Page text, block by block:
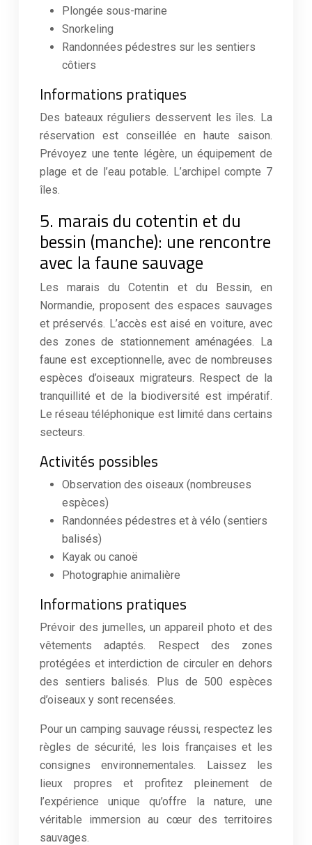
Plongée sous-marine
Snorkeling
Randonnées pédestres sur les sentiers
côtiers
Informations pratiques
Des bateaux réguliers desservent les îles. La
réservation est conseillée en haute saison.
Prévoyez une tente légère, un équipement de
plage et de l’eau potable. L’archipel compte 7
îles.
5. marais du cotentin et du
bessin (manche): une rencontre
avec la faune sauvage
Les marais du Cotentin et du Bessin, en
Normandie, proposent des espaces sauvages
et préservés. L’accès est aisé en voiture, avec
des zones de stationnement aménagées. La
faune est exceptionnelle, avec de nombreuses
espèces d’oiseaux migrateurs. Respect de la
tranquillité et de la biodiversité est impératif.
Le réseau téléphonique est limité dans certains
secteurs.
Activités possibles
Observation des oiseaux (nombreuses
espèces)
Randonnées pédestres et à vélo (sentiers
balisés)
Kayak ou canoë
Photographie animalière
Informations pratiques
Prévoir des jumelles, un appareil photo et des
vêtements adaptés. Respect des zones
protégées et interdiction de circuler en dehors
des sentiers balisés. Plus de 500 espèces
d’oiseaux y sont recensées.
Pour un camping sauvage réussi, respectez les
règles de sécurité, les lois françaises et les
consignes environnementales. Laissez les
lieux propres et profitez pleinement de
l’expérience unique qu’offre la nature, une
véritable immersion au cœur des territoires
sauvages.